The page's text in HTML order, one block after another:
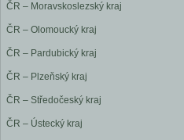
ČR – Moravskoslezský kraj
ČR – Olomoucký kraj
ČR – Pardubický kraj
ČR – Plzeňský kraj
ČR – Středočeský kraj
ČR – Ústecký kraj